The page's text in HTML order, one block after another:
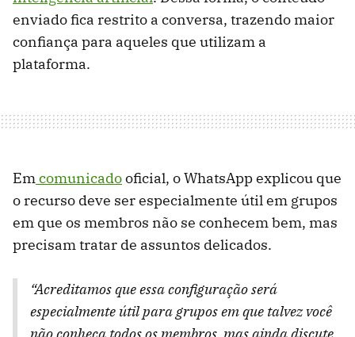
enviado fica restrito a conversa, trazendo maior
confiança para aqueles que utilizam a
plataforma.
Emcomunicadooficial, o WhatsApp explicou que
o recurso deve ser especialmente útil em grupos
em que os membros não se conhecem bem, mas
precisam tratar de assuntos delicados.
“Acreditamos que essa configuração será
especialmente útil para grupos em que talvez você